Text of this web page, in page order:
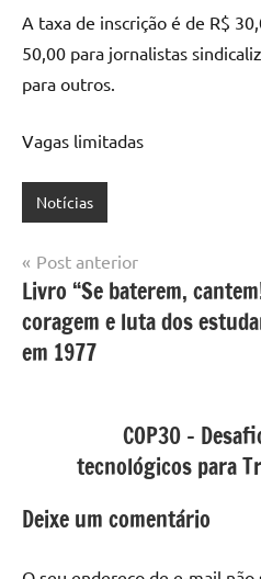
A taxa de inscrição é de R$
50,00 para jornalistas
para outros.
Vagas limitadas
Notícias
Navegação
de
Post
Post anterior
Livro “Se baterem,
coragem e luta dos
em 1977
COP30 –
tecnológicos para
Deixe um comentário